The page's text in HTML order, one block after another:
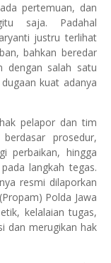
pertemuan, dan
saja. Padahal
justru terlihat
bahkan beredar
dengan salah satu
kuat adanya
pelapor dan tim
prosedur,
perbaikan, hingga
langkah tegas.
resmi dilaporkan
Polda Jawa
kelalaian tugas,
dan merugikan hak